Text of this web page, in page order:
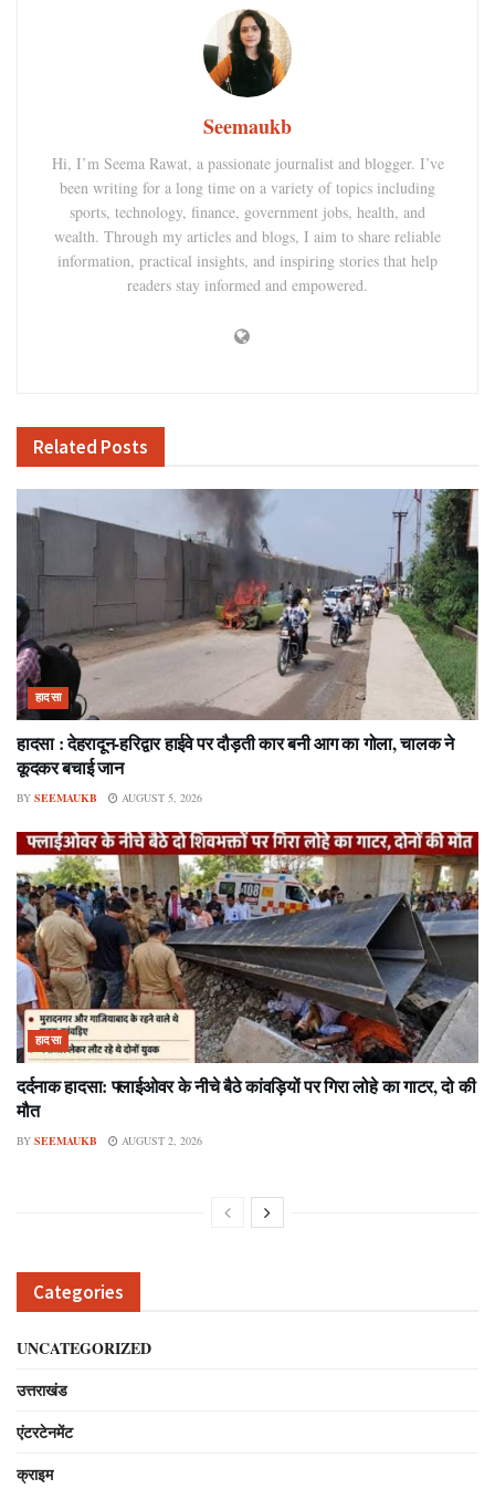
Seemaukb
Hi, I’m Seema Rawat, a passionate journalist and blogger. I’ve
been writing for a long time on a variety of topics including
sports, technology, finance, government jobs, health, and
wealth. Through my articles and blogs, I aim to share reliable
information, practical insights, and inspiring stories that help
readers stay informed and empowered.
Related Posts
हादसा
हादसा : देहरादून-हरिद्वार हाईवे पर दौड़ती कार बनी आग का गोला, चालक ने
कूदकर बचाई जान
BY SEEMAUKB AUGUST 5, 2026
हादसा
दर्दनाक हादसा: फ्लाईओवर के नीचे बैठे कांवड़ियों पर गिरा लोहे का गाटर, दो की
मौत
BY SEEMAUKB AUGUST 2, 2026
Categories
UNCATEGORIZED
उत्तराखंड
एंटरटेनमेंट
क्राइम